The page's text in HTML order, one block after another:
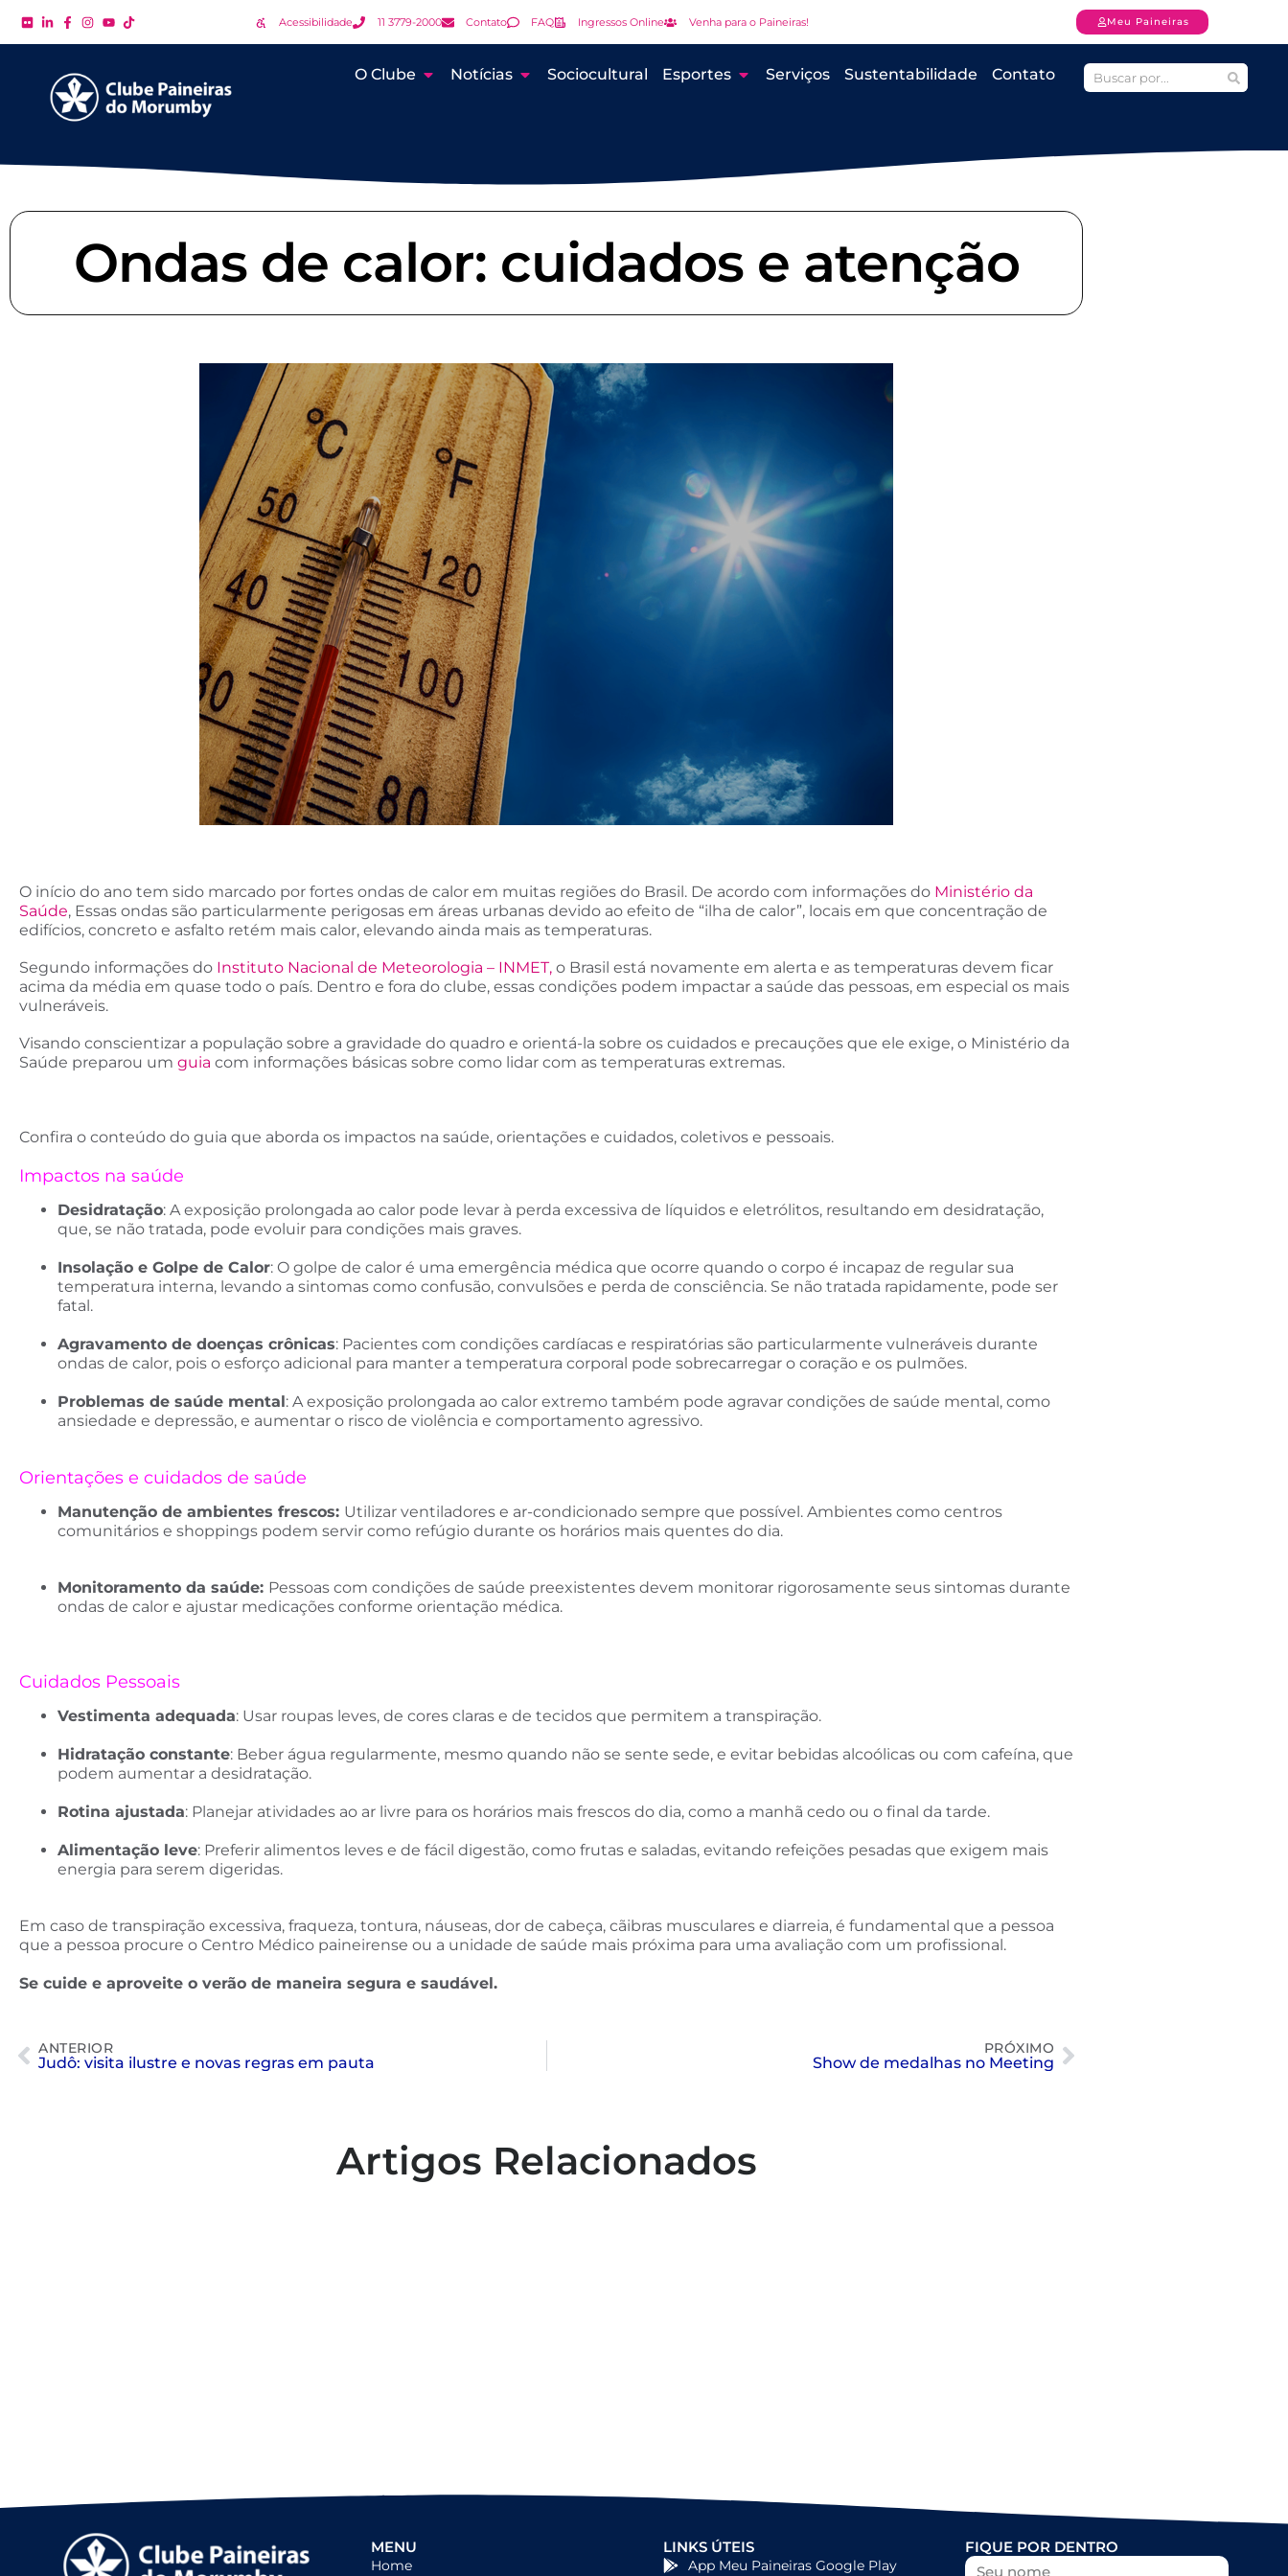
Acessibilidade 11 3779-2000 Contato FAQ Ingressos Online Venha para o Paineiras! Meu Paineiras
O Clube Notícias Sociocultural Esportes Serviços Sustentabilidade Contato
Ondas de calor: cuidados e atenção
O início do ano tem sido marcado por fortes ondas de calor em muitas regiões do Brasil. De acordo com informações do Ministério da
Saúde, Essas ondas são particularmente perigosas em áreas urbanas devido ao efeito de “ilha de calor”, locais em que concentração de
edifícios, concreto e asfalto retém mais calor, elevando ainda mais as temperaturas.
Segundo informações do Instituto Nacional de Meteorologia – INMET, o Brasil está novamente em alerta e as temperaturas devem ficar
acima da média em quase todo o país. Dentro e fora do clube, essas condições podem impactar a saúde das pessoas, em especial os mais
vulneráveis.
Visando conscientizar a população sobre a gravidade do quadro e orientá-la sobre os cuidados e precauções que ele exige, o Ministério da
Saúde preparou um guia com informações básicas sobre como lidar com as temperaturas extremas.
Confira o conteúdo do guia que aborda os impactos na saúde, orientações e cuidados, coletivos e pessoais.
Impactos na saúde
Desidratação: A exposição prolongada ao calor pode levar à perda excessiva de líquidos e eletrólitos, resultando em desidratação,
que, se não tratada, pode evoluir para condições mais graves.
Insolação e Golpe de Calor: O golpe de calor é uma emergência médica que ocorre quando o corpo é incapaz de regular sua
temperatura interna, levando a sintomas como confusão, convulsões e perda de consciência. Se não tratada rapidamente, pode ser
fatal.
Agravamento de doenças crônicas: Pacientes com condições cardíacas e respiratórias são particularmente vulneráveis durante
ondas de calor, pois o esforço adicional para manter a temperatura corporal pode sobrecarregar o coração e os pulmões.
Problemas de saúde mental: A exposição prolongada ao calor extremo também pode agravar condições de saúde mental, como
ansiedade e depressão, e aumentar o risco de violência e comportamento agressivo.
Orientações e cuidados de saúde
Manutenção de ambientes frescos: Utilizar ventiladores e ar-condicionado sempre que possível. Ambientes como centros
comunitários e shoppings podem servir como refúgio durante os horários mais quentes do dia.
Monitoramento da saúde: Pessoas com condições de saúde preexistentes devem monitorar rigorosamente seus sintomas durante
ondas de calor e ajustar medicações conforme orientação médica.
Cuidados Pessoais
Vestimenta adequada: Usar roupas leves, de cores claras e de tecidos que permitem a transpiração.
Hidratação constante: Beber água regularmente, mesmo quando não se sente sede, e evitar bebidas alcoólicas ou com cafeína, que
podem aumentar a desidratação.
Rotina ajustada: Planejar atividades ao ar livre para os horários mais frescos do dia, como a manhã cedo ou o final da tarde.
Alimentação leve: Preferir alimentos leves e de fácil digestão, como frutas e saladas, evitando refeições pesadas que exigem mais
energia para serem digeridas.
Em caso de transpiração excessiva, fraqueza, tontura, náuseas, dor de cabeça, cãibras musculares e diarreia, é fundamental que a pessoa
que a pessoa procure o Centro Médico paineirense ou a unidade de saúde mais próxima para uma avaliação com um profissional.
Se cuide e aproveite o verão de maneira segura e saudável.
ANTERIOR
Judô: visita ilustre e novas regras em pauta
PRÓXIMO
Show de medalhas no Meeting
Artigos Relacionados
MENU
Home
LINKS ÚTEIS
App Meu Paineiras Google Play
FIQUE POR DENTRO